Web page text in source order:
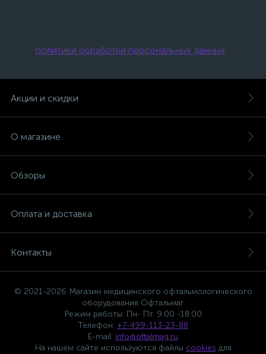
политики обработки персональных данных
Акции и скидки
О магазине
Обзоры
Оплата и доставка
Контакты
© 2021-2026 Магазин медицинского офтальмологического
оборудования Офтальмаг
Режим работы: Пн- Пт. 9:00 -18:00
Телефон: +7-499-113-23-88
E-mail: info@oftalmag.ru
На нашем сайте используются файлы cookies для